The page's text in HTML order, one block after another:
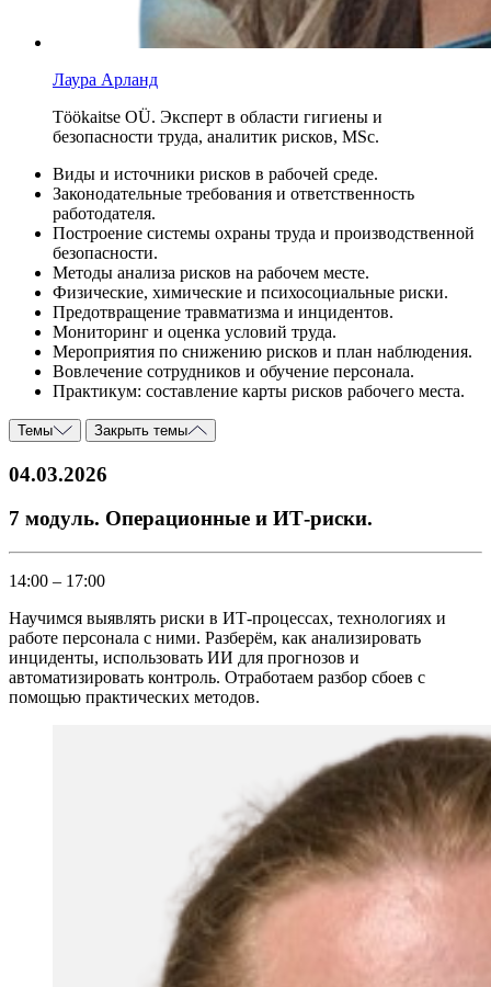
Лаура Арланд
Тöökaitse OÜ. Эксперт в области гигиены и
безопасности труда, аналитик рисков, MSc.
Виды и источники рисков в рабочей среде.
Законодательные требования и ответственность
работодателя.
Построение системы охраны труда и производственной
безопасности.
Методы анализа рисков на рабочем месте.
Физические, химические и психосоциальные риски.
Предотвращение травматизма и инцидентов.
Мониторинг и оценка условий труда.
Мероприятия по снижению рисков и план наблюдения.
Вовлечение сотрудников и обучение персонала.
Практикум: составление карты рисков рабочего места.
Темы Закрыть темы
04.03.2026
7 модуль. Операционные и ИТ-риски.
14:00 – 17:00
Научимся выявлять риски в ИТ-процессах, технологиях и
работе персонала с ними. Разберём, как анализировать
инциденты, использовать ИИ для прогнозов и
автоматизировать контроль. Отработаем разбор сбоев с
помощью практических методов.